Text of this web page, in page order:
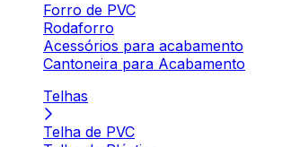
Forro de PVC
Rodaforro
Acessórios para acabamento
Cantoneira para Acabamento
Telhas
Telha de PVC